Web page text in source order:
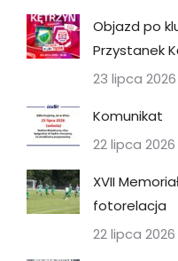
Objazd po
Przystanek
23 lipca 2026
Komunikat
22 lipca 2026
XVII
fotorelacja
22 lipca 2026